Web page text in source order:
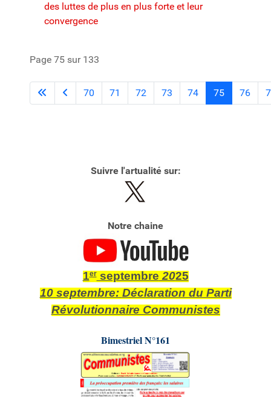
des luttes de plus en plus forte et leur
convergence
Page 75 sur 133
70 71 72 73 74 75 76
Suivre l'artualité sur:
Notre chaine
1erseptembre 2025
10 septembre: Déclaration du Parti
Révolutionnaire Communistes
Bimestriel N°161